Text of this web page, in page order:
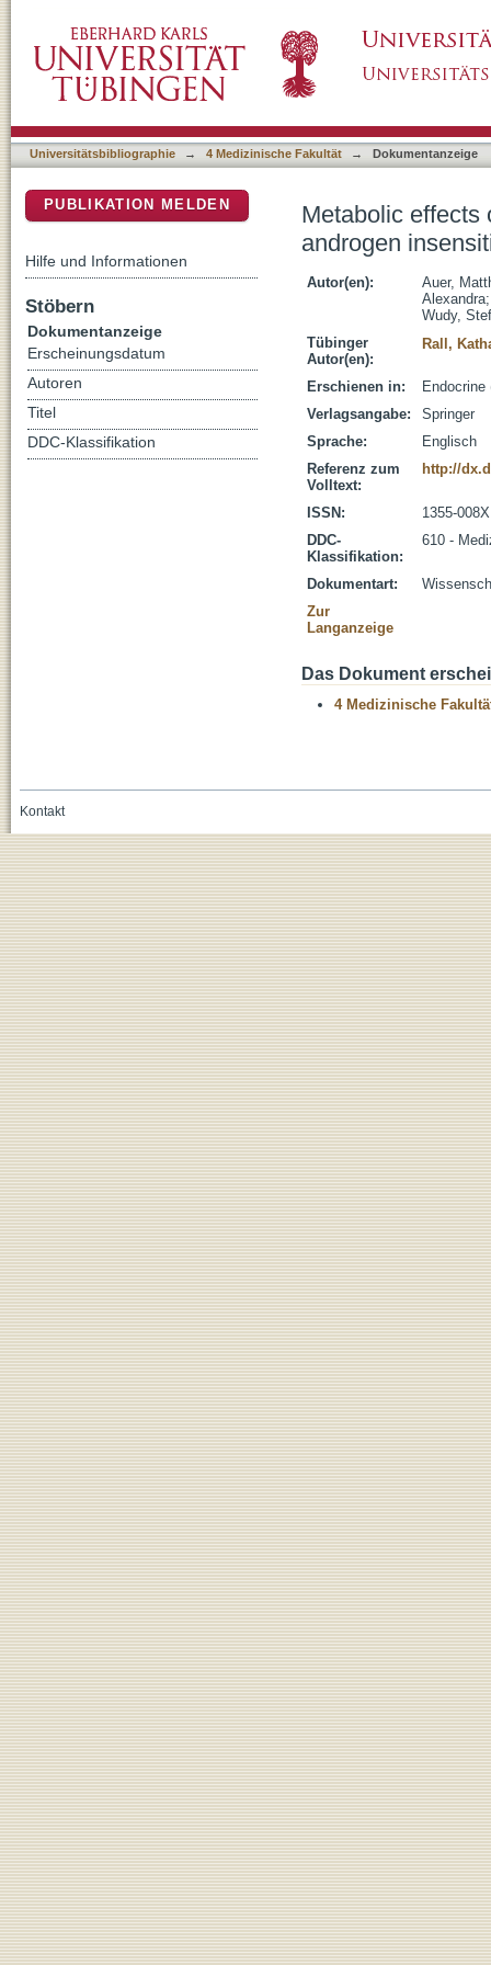
Universitätsbibliographie → 4 Medizinische Fakultät → Dokumentanzeige
Metabolic effects
androgen
Autor(en):
Auer,
Alexandra
Wudy,
Tübinger
Autor(en):
Rall,
Erschienen in:
Verlagsangabe:
Springer
Sprache:
Englisch
Referenz zum
Volltext:
http://
ISSN:
1355-008X
DDC-
Klassifikation:
610 -
Dokumentart:
Zur
Langanzeige
Das Dokument
4 Medizinische
PUBLIKATION MELDEN
Hilfe und Informationen
Stöbern
Dokumentanzeige
Erscheinungsdatum
Autoren
Titel
DDC-Klassifikation
Kontakt